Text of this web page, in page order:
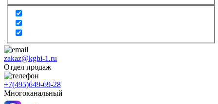
zakaz@kgbi-1.ru
Отдел продаж
+7(495)649-69-28
Многоканальный